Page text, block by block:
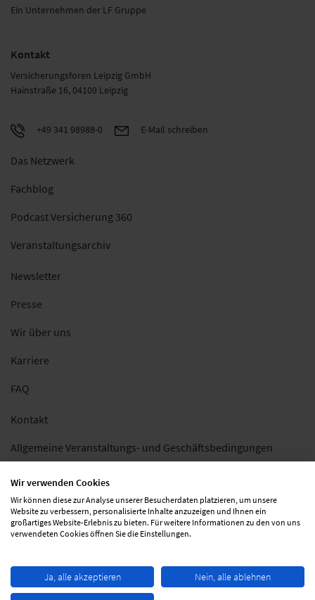
Ein Unternehmen der LF Gruppe
Kontakt
Versicherungsforen Leipzig GmbH
Hainstraße 16, 04109 Leipzig
+49 341 98988-0 E-Mail schreiben
Das Netzwerk
Fachblog
Podcast Versicherung 360
Veranstaltungsarchiv
Newsletter
Presse
Wir über uns
Karriere
FAQ
Kontakt
Allgemeine Veranstaltungs- und Geschäftsbedingungen
Impressum
Datenschutz
Folgen Sie uns
Wir verwenden Cookies
Wir können diese zur Analyse unserer Besucherdaten platzieren, um unsere
Website zu verbessern, personalisierte Inhalte anzuzeigen und Ihnen ein
großartiges Website-Erlebnis zu bieten. Für weitere Informationen zu den von uns
verwendeten Cookies öffnen Sie die Einstellungen.
Ja, alle akzeptieren Nein, alle ablehnen